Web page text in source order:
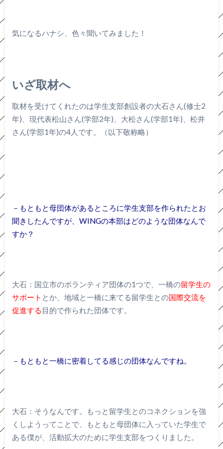
気になるハナシ、色々聞いてみました！
いざ取材へ
取材を受けてくれたのは学生支部創設者の大石さん(修士2
年)、現代表松山さん(学部2年)、大松さん(学部1年)、松井
さん(学部1年)の4人です。（以下敬称略）
－もともと母団体があるところに学生支部を作られたとお
聞きしたんですが、WINGの本部はどのような団体なんで
すか？
大石：国立市のボランティア団体の1つで、一橋の留学生の
サポート とか、地域と一橋に来てる留学生との国際交流を
促進する 目的で作られた団体です。
－もともと一橋に密着してる感じの団体なんですね。
大石：そうなんです。もっと留学生とのコネクションを強
くしようってことで、もともと母団体に入っていた学生で
ある僕が、活動拡大のために学生支部をつくりました。